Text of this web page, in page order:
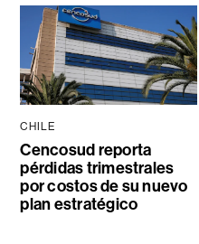
CHILE
Cencosud reporta
pérdidas trimestrales
por costos de su nuevo
plan estratégico